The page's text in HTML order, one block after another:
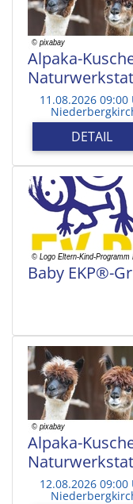
Alpaka-
11.08.2026 09:00
DETAIL
Baby EKP®-
Alpaka-
12.08.2026 09:00